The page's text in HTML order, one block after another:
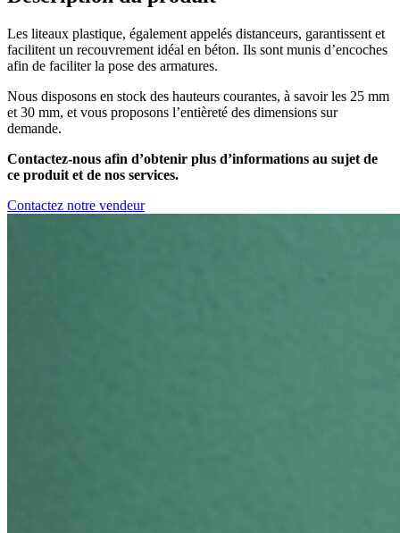
Les liteaux plastique, également appelés distanceurs, garantissent et
facilitent un recouvrement idéal en béton. Ils sont munis d’encoches
afin de faciliter la pose des armatures.
Nous disposons en stock des hauteurs courantes, à savoir les 25 mm
et 30 mm, et vous proposons l’entièreté des dimensions sur
demande.
Contactez-nous afin d’obtenir plus d’informations au sujet de
ce produit et de nos services.
Contactez notre vendeur